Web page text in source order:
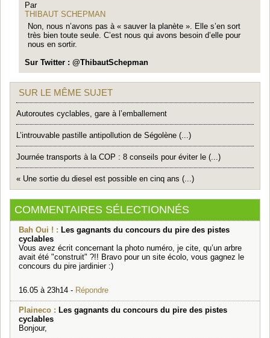
Par
THIBAUT SCHEPMAN
Non, nous n’avons pas à « sauver la planète ». Elle s’en sort
très bien toute seule. C’est nous qui avons besoin d’elle pour
nous en sortir.
Sur Twitter : @ThibautSchepman
SUR LE MÊME SUJET
Autoroutes cyclables, gare à l’emballement
L’introuvable pastille antipollution de Ségolène (...)
Journée transports à la COP : 8 conseils pour éviter le (...)
« Une sortie du diesel est possible en cinq ans (...)
COMMENTAIRES SÉLECTIONNÉS
Bah Oui ! : Les gagnants du concours du pire des pistes
cyclables
Vous avez écrit concernant la photo numéro, je cite, qu’un arbre
avait été "construit" ?!! Bravo pour un site écolo, vous gagnez le
concours du pire jardinier :)
16.05 à 23h14 - Répondre
Plaineco : Les gagnants du concours du pire des pistes
cyclables
Bonjour,